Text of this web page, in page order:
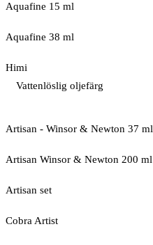
Aquafine 15 ml
Aquafine 38 ml
Himi
Vattenlöslig oljefärg
Artisan - Winsor & Newton 37 ml
Artisan Winsor & Newton 200 ml
Artisan set
Cobra Artist